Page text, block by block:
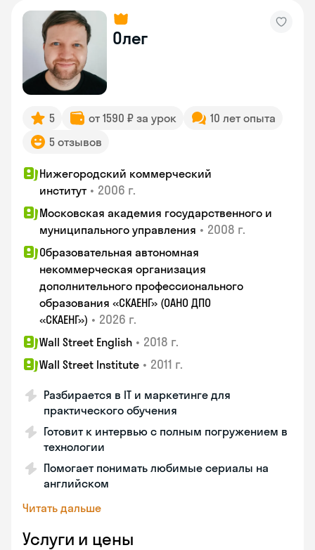
Олег
5 от 1590 ₽ за урок
10 лет опыта
5 отзывов
Нижегородский коммерческий
институт • 2006 г.
Московская академия государственного и
муниципального управления • 2008 г.
Образовательная автономная
некоммерческая организация
дополнительного профессионального
образования «СКАЕНГ» (ОАНО ДПО
«СКАЕНГ») • 2026 г.
Wall Street English • 2018 г.
Wall Street Institute • 2011 г.
Разбирается в IT и маркетинге для
практического обучения
Готовит к интервью с полным погружением в
технологии
Помогает понимать любимые сериалы на
английском
Читать дальше
Услуги и цены